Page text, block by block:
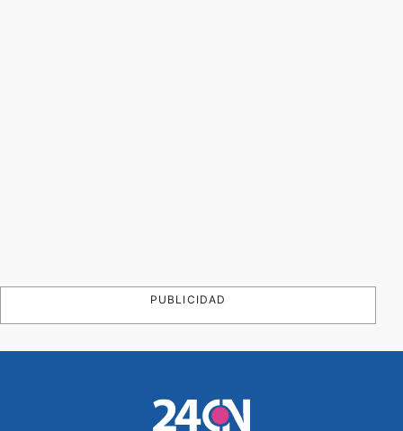
PUBLICIDAD